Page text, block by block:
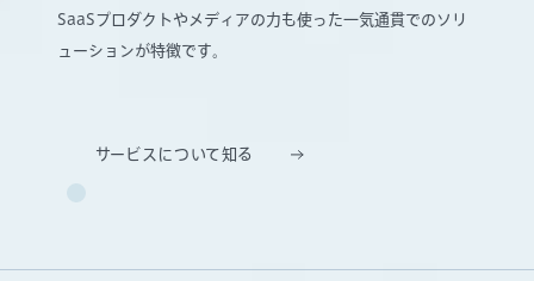
SaaSプロダクトやメディアの力も使った一気通貫でのソリ
ューションが特徴です。
サービスについて知る